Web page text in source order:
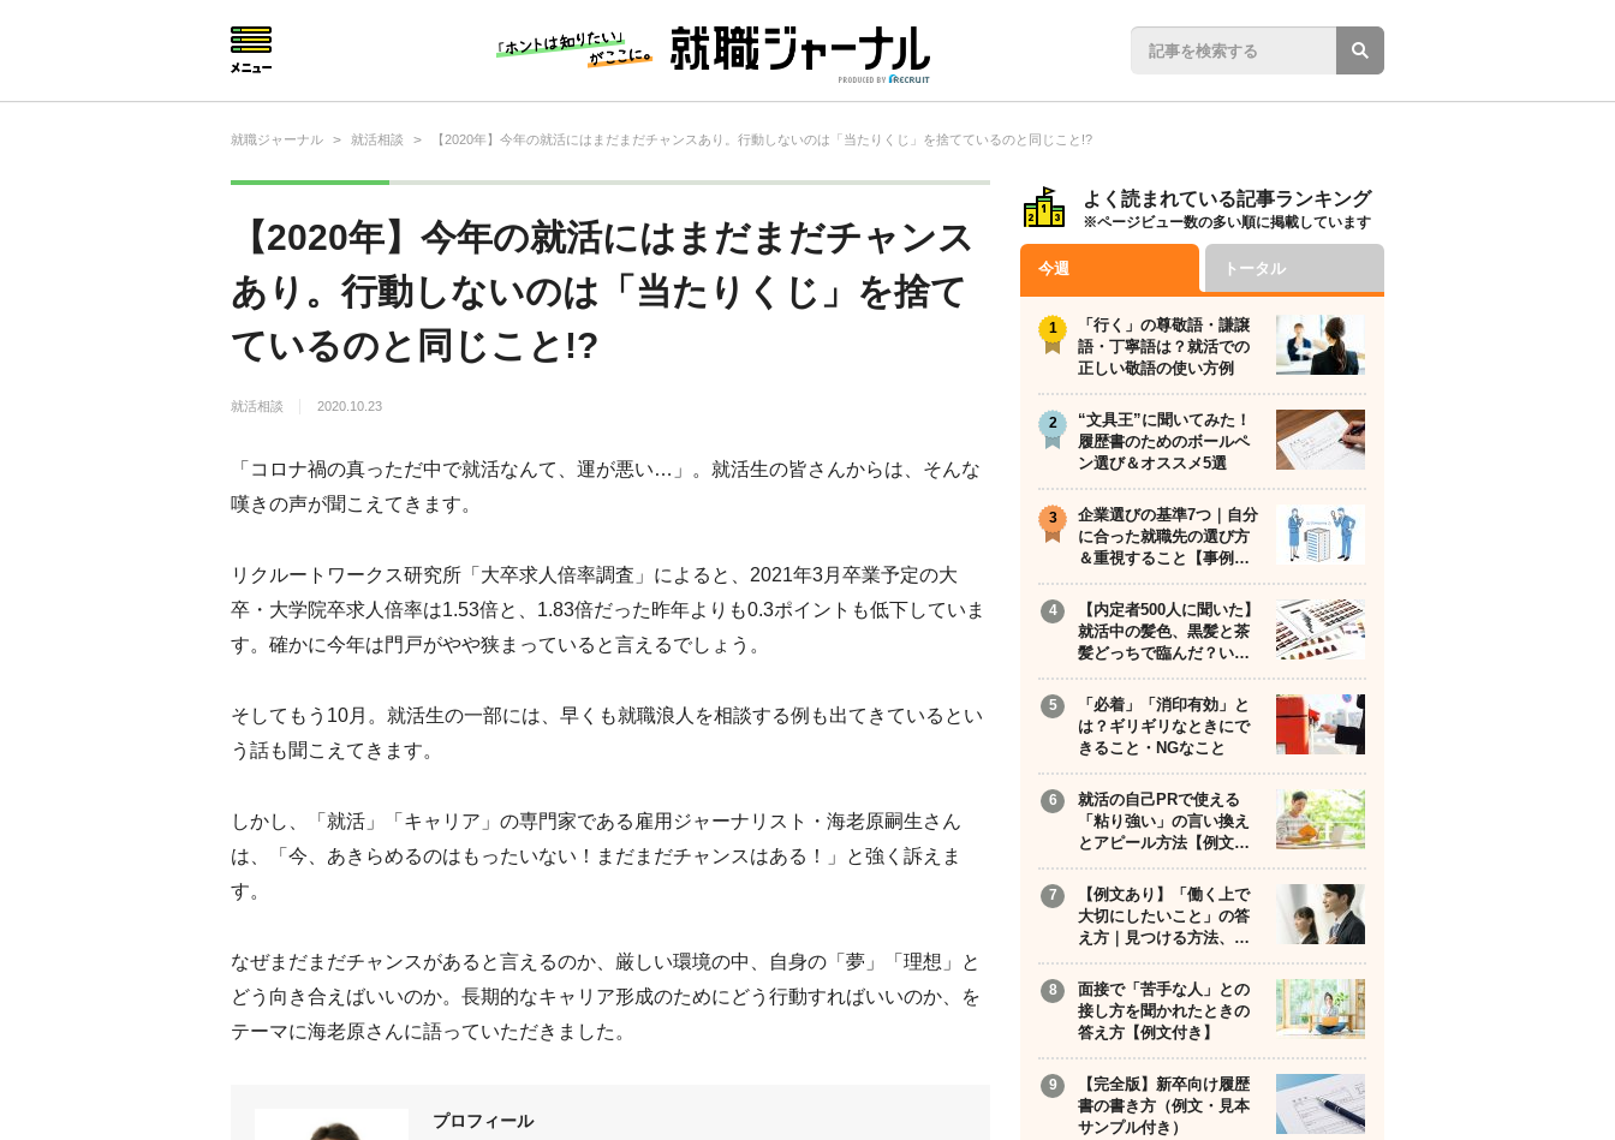
就職ジャーナル > 就活相談 > 【2020年】今年の就活にはまだまだチャンスあり。行動しないのは「当たりくじ」を捨てているのと同じこと!?
【2020年】今年の就活にはまだまだチャンス
あり。行動しないのは「当たりくじ」を捨て
ているのと同じこと!?
就活相談 2020.10.23
「コロナ禍の真っただ中で就活なんて、運が悪い…」。就活生の皆さんからは、そんな
嘆きの声が聞こえてきます。
リクルートワークス研究所「大卒求人倍率調査」によると、2021年3月卒業予定の大
卒・大学院卒求人倍率は1.53倍と、1.83倍だった昨年よりも0.3ポイントも低下していま
す。確かに今年は門戸がやや狭まっていると言えるでしょう。
そしてもう10月。就活生の一部には、早くも就職浪人を相談する例も出てきているとい
う話も聞こえてきます。
しかし、「就活」「キャリア」の専門家である雇用ジャーナリスト・海老原嗣生さん
は、「今、あきらめるのはもったいない！まだまだチャンスはある！」と強く訴えま
す。
なぜまだまだチャンスがあると言えるのか、厳しい環境の中、自身の「夢」「理想」と
どう向き合えばいいのか。長期的なキャリア形成のためにどう行動すればいいのか、を
テーマに海老原さんに語っていただきました。
プロフィール
よく読まれている記事ランキング
※ページビュー数の多い順に掲載しています
今週 トータル
「行く」の尊敬語・謙譲
語・丁寧語は？就活での
正しい敬語の使い方例
“文具王”に聞いてみた！
履歴書のためのボールペ
ン選び＆オススメ5選
企業選びの基準7つ｜自分
に合った就職先の選び方
＆重視すること【事例…
【内定者500人に聞いた】
就活中の髪色、黒髪と茶
髪どっちで臨んだ？い…
「必着」「消印有効」と
は？ギリギリなときにで
きること・NGなこと
就活の自己PRで使える
「粘り強い」の言い換え
とアピール方法【例文…
【例文あり】「働く上で
大切にしたいこと」の答
え方｜見つける方法、…
面接で「苦手な人」との
接し方を聞かれたときの
答え方【例文付き】
【完全版】新卒向け履歴
書の書き方（例文・見本
サンプル付き）
仕事の選び方・ヒント
仕事とは？
就活コラム